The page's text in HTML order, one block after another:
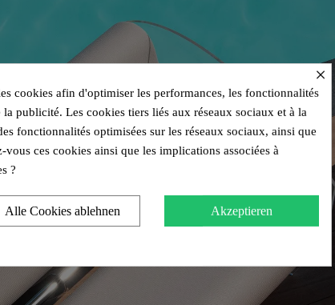
×
cookies afin d'optimiser les performances, les fonctionnalités
publicité. Les cookies tiers liés aux réseaux sociaux et à la
fonctionnalités optimisées sur les réseaux sociaux, ainsi que
ces cookies ainsi que les implications associées à
?
Akzeptieren
Alle Cookies ablehnen